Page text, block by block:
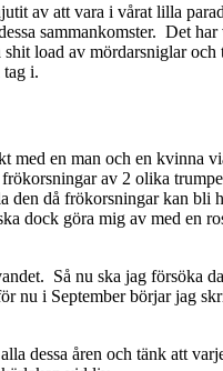
av att vara i vårat lilla
sammankomster. Det
load av mördarsniglar och
tag i.
med en man och en kvinna
av 2 olika
den då frökorsningar kan bli
dock göra mig av med en
Så nu ska jag försöka
nu i September börjar jag
dessa åren och tänk att